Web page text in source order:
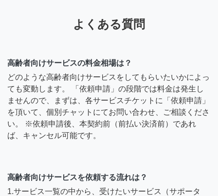
よくある質問
高齢者向けサービスの料金相場は？
どのような高齢者向けサービスをしてもらいたいかによっ
ても変動します。 「依頼申請」の段階では料金は発生し
ませんので、まずは、各サービスチケットに「依頼申請」
を頂いて、個別チャットにてお問い合わせ、ご相談くださ
い。 ※依頼申請後、本契約前（前払い決済前）であれ
ば、キャンセル可能です。
高齢者向けサービスを依頼する流れは？
1.サービス一覧の中から、受けたいサービス（サポータ